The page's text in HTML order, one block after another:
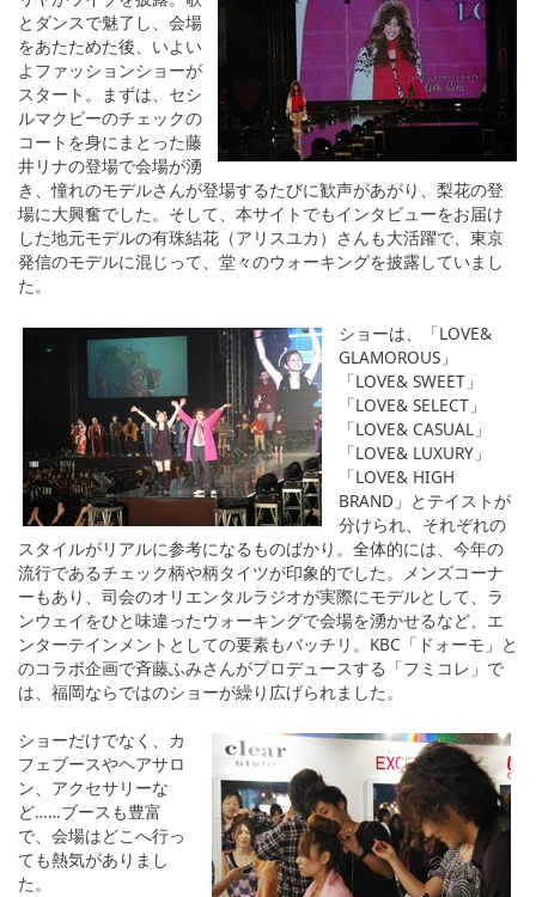
とダンスで魅了し、会場
をあたためた後、いよい
よファッションショーが
スタート。まずは、セシ
ルマクビーのチェックの
コートを身にまとった藤
井リナの登場で会場が湧
き、憧れのモデルさんが登場するたびに歓声があがり、梨花の登
場に大興奮でした。そして、本サイトでもインタビューをお届け
した地元モデルの有珠結花（アリスユカ）さんも大活躍で、東京
発信のモデルに混じって、堂々のウォーキングを披露していまし
た。
ショーは、「LOVE&
GLAMOROUS」
「LOVE& SWEET」
「LOVE& SELECT」
「LOVE& CASUAL」
「LOVE& LUXURY」
「LOVE& HIGH
BRAND」とテイストが
分けられ、それぞれの
スタイルがリアルに参考になるものばかり。全体的には、今年の
流行であるチェック柄や柄タイツが印象的でした。メンズコーナ
ーもあり、司会のオリエンタルラジオが実際にモデルとして、ラ
ンウェイをひと味違ったウォーキングで会場を湧かせるなど、エ
ンターテインメントとしての要素もバッチリ。KBC「ドォーモ」と
のコラボ企画で斉藤ふみさんがプロデュースする「フミコレ」で
は、福岡ならではのショーが繰り広げられました。
ショーだけでなく、カ
フェブースやヘアサロ
ン、アクセサリーな
ど……ブースも豊富
で、会場はどこへ行っ
ても熱気がありまし
た。